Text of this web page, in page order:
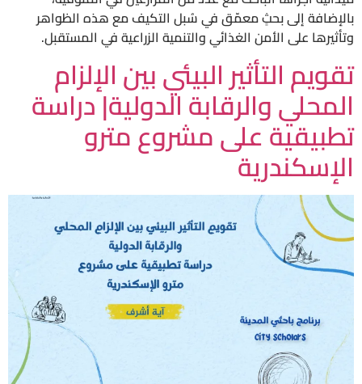
بالإضافة إلى بحثٍ معمّق في سُبل التكيف مع هذه الظواهر
وتأثيرها على الأمن الغذائي والتنمية الزراعية في المستقبل.
تقويم التأثير البيئي بين الإلزام
المحلي والرقابة الدولية| دراسة
تطبيقية على مشروع مترو
الإسكندرية